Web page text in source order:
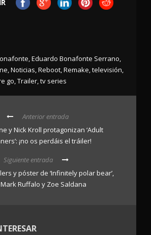
,Eduardo Bonafonte Serrano,
,Noticias,Reboot,Remake,televisión,
go,Trailer,tv series
Anterior entrada
y Nick Kroll protagonizan ‘Adult
¡no os perdáis el tráiler!
Siguiente entrada
y póster de ‘Infinitely polar bear’,
Ruffalo y Zoe Saldana